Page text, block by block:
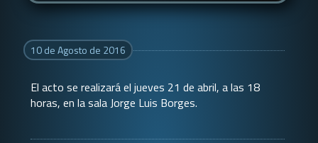
10 de Agosto de 2016
El acto se realizará el jueves 21 de abril, a las 18
horas, en la sala Jorge Luis Borges.